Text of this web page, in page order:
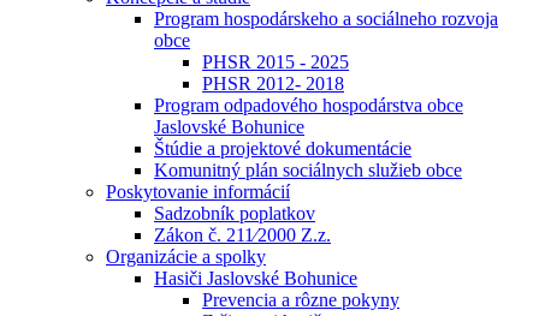
Program hospodárskeho a sociálneho rozvoja
obce
PHSR 2015 - 2025
PHSR 2012- 2018
Program odpadového hospodárstva obce
Jaslovské Bohunice
Štúdie a projektové dokumentácie
Komunitný plán sociálnych služieb obce
Poskytovanie informácií
Sadzobník poplatkov
Zákon č. 211⁄2000 Z.z.
Organizácie a spolky
Hasiči Jaslovské Bohunice
Prevencia a rôzne pokyny